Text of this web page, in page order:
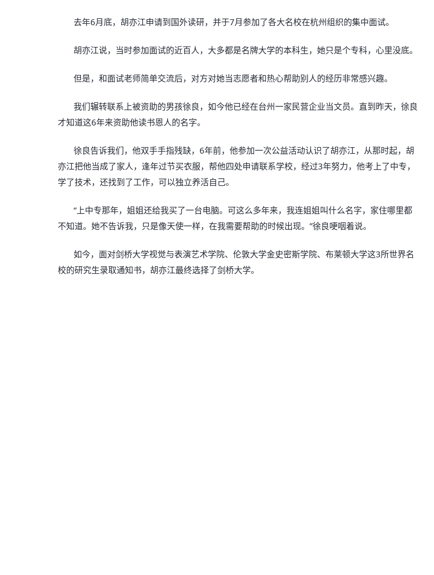
去年6月底，胡亦江申请到国外读研，并于7月参加了各大名校在杭州组织的集中面试。
胡亦江说，当时参加面试的近百人，大多都是名牌大学的本科生，她只是个专科，心里没底。
但是，和面试老师简单交流后，对方对她当志愿者和热心帮助别人的经历非常感兴趣。
我们辗转联系上被资助的男孩徐良，如今他已经在台州一家民营企业当文员。直到昨天，徐良
才知道这6年来资助他读书恩人的名字。
徐良告诉我们，他双手手指残缺，6年前，他参加一次公益活动认识了胡亦江，从那时起，胡
亦江把他当成了家人，逢年过节买衣服，帮他四处申请联系学校，经过3年努力，他考上了中专，
学了技术，还找到了工作，可以独立养活自己。
“上中专那年，姐姐还给我买了一台电脑。可这么多年来，我连姐姐叫什么名字，家住哪里都
不知道。她不告诉我，只是像天使一样，在我需要帮助的时候出现。”徐良哽咽着说。
如今，面对剑桥大学视觉与表演艺术学院、伦敦大学金史密斯学院、布莱顿大学这3所世界名
校的研究生录取通知书，胡亦江最终选择了剑桥大学。